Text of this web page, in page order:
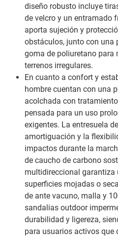
diseño robusto incluye
de velcro y un entramado
aporta sujeción y
obstáculos, junto con una
goma de poliuretano para
terrenos irregulares.
En cuanto a confort y
hombre cuentan con una
acolchada con
pensada para un uso
exigentes. La entresuela
amortiguación y la
impactos durante la
de caucho de carbono
multidireccional garantiza
superficies mojadas o
de ante vacuno, malla y
sandalias outdoor
durabilidad y ligereza,
para usuarios activos